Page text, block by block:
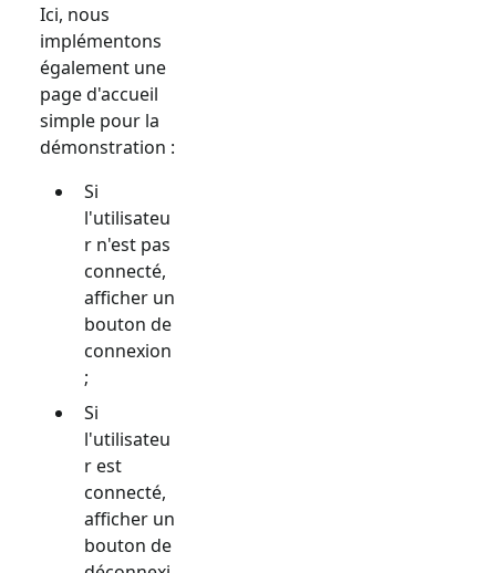
Ici, nous
implémentons
également une
page d'accueil
simple pour la
démonstration :
Si
l'utilisateu
r n'est pas
connecté,
afficher un
bouton de
connexion
;
Si
l'utilisateu
r est
connecté,
afficher un
bouton de